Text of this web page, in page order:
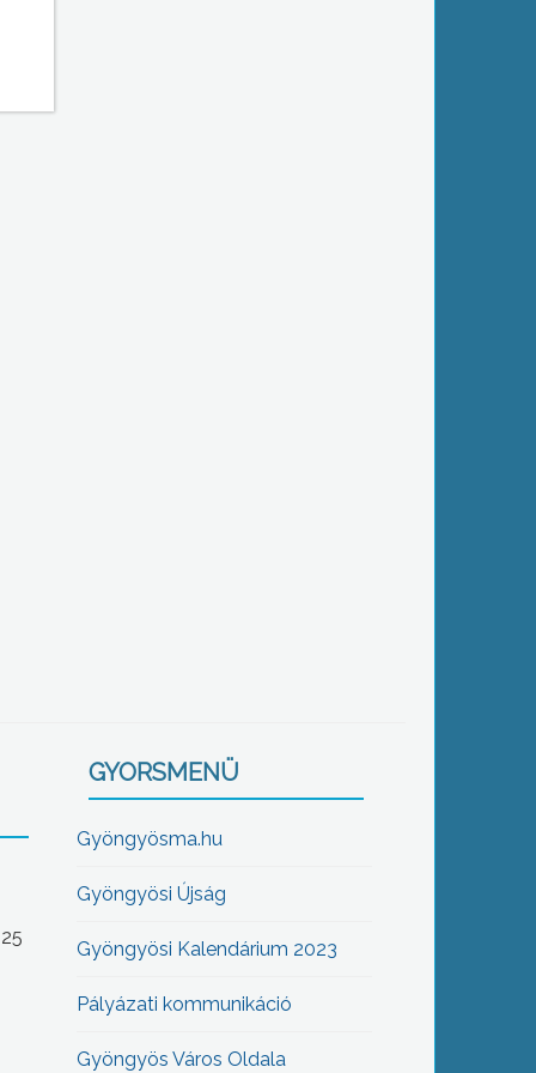
GYORSMENÜ
Gyöngyösma.hu
Gyöngyösi Újság
Gyöngyösi Kalendárium 2023
Pályázati kommunikáció
Gyöngyös Város Oldala